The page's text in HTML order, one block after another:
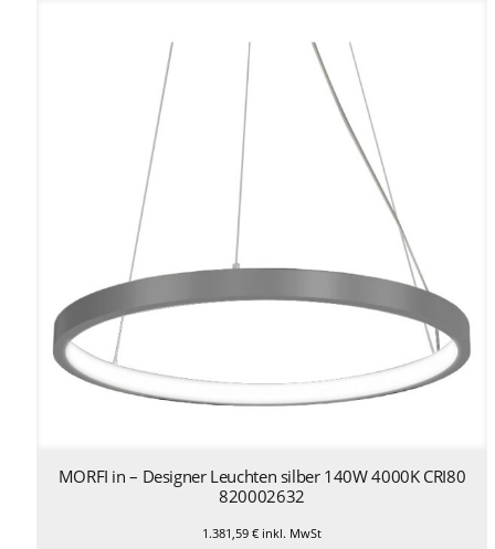
MORFI in – Designer Leuchten silber 140W 4000K CRI80
820002632
1.381,59 €inkl. MwSt